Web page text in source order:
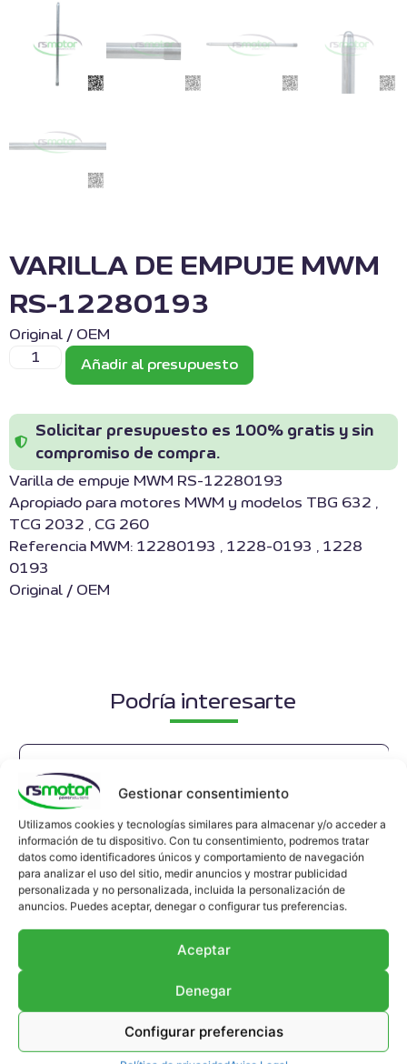
Gestionar consentimiento
Utilizamos cookies y tecnologías similares para almacenar y/o acceder a
información de tu dispositivo. Con tu consentimiento, podremos tratar
datos como identificadores únicos y comportamiento de navegación
para analizar el uso del sitio, medir anuncios y mostrar publicidad
personalizada y no personalizada, incluida la personalización de
anuncios. Puedes aceptar, denegar o configurar tus preferencias.
Aceptar
Denegar
Configurar preferencias
VARILLA DE EMPUJE MWM
RS-12280193
Original / OEM
Añadir al presupuesto
Solicitar presupuesto es 100% gratis y sin
compromiso de compra.
Varilla de empuje MWM RS-12280193
Apropiado para motores MWM y modelos TBG 632 ,
TCG 2032 , CG 260
Referencia MWM: 12280193 , 1228-0193 , 1228
0193
Original / OEM
Podría interesarte
Junta de Expansión MWM RS-
12293789
Junta de expansión MWM RS-12293789